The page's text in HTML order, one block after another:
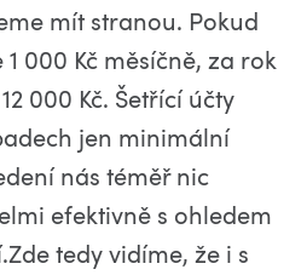
mít stranou. Pokud
000 Kč měsíčně, za rok
000 Kč. Šetřící účty
jen minimální
nás téměř nic
efektivně s ohledem
tedy vidíme, že i s